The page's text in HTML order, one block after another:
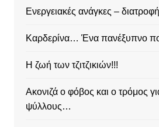
Ενεργειακές ανάγκες –
Καρδερίνα… Ένα πανέξυπνο
Η ζωή των τζιτζικιών!!!
Ακονιζά ο φόβος και ο τρόμος
ψύλλους…